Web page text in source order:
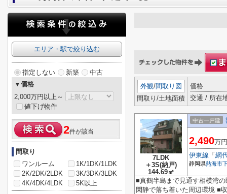
外観/間取り図
間取り/土地面積
価格
交通 / 所在
7LDK
＋3S(納戸)
144.69㎡
中古一戸建
2,490万円
伊東線 「 網
静岡県熱海市
■真鶴半島まで見通す相模湾
閑静で落ち着いた周辺環境 ■
エリア・駅で絞り込む
指定しない 新築
中古
▼価格
2,000万円以上～
値下げ物件
2件が該当
間取り
ワンルーム
1K/1DK/1LDK
2K/2DK/2LDK
3K/3DK/3LDK
4K/4DK/4LDK
5K以上